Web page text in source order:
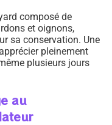
composé de
et oignons,
sa conservation. Une
pleinement
plusieurs jours
au